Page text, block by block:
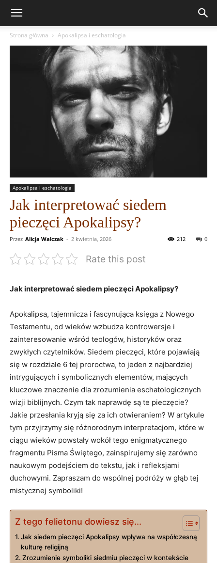
Strona główna Apokalipsa i eschatologia
Apokalipsa i eschatologia
Jak interpretować siedem
pieczęci Apokalipsy?
Przez Alicja Walczak - 2 kwietnia, 2026 0
212
Rate this post
Jak‍ interpretować‌ siedem pieczęci Apokalipsy?
Apokalipsa, tajemnicza i ‌fascynująca księga⁢ z Nowego‌
Testamentu, od wieków wzbudza kontrowersje i
zainteresowanie wśród teologów, historyków⁤ oraz
zwykłych czytelników. Siedem pieczęci, które ⁤pojawiają‍
się w rozdziale 6 tej proroctwa, to jeden z najbardziej
intrygujących i symbolicznych elementów, mających
kluczowe znaczenie dla zrozumienia eschatologicznych
wizji biblijnych. Czym tak naprawdę są te pieczęcie?
Jakie przesłania kryją się za ich otwieraniem?​ W artykule
⁢tym przyjrzymy się różnorodnym interpretacjom, które⁤ w
ciągu wieków powstały⁢ wokół tego enigmatycznego
fragmentu Pisma Świętego, zainspirujemy się zarówno
⁣naukowym podejściem‌ do⁣ tekstu, jak i ​refleksjami
duchowymi.⁢ Zapraszam do wspólnej podróży w głąb tej
mistycznej⁣ symboliki!
Z tego felietonu dowiesz się...
Jak⁤ siedem pieczęci Apokalipsy wpływa na współczesną
kulturę religijną
Zrozumienie symboliki siedmiu pieczęci w kontekście